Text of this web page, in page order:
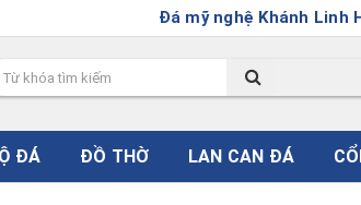
Đá mỹ nghệ Khánh Linh Hotline:096
ĐÁ ĐỒ THỜ LAN CAN ĐÁ